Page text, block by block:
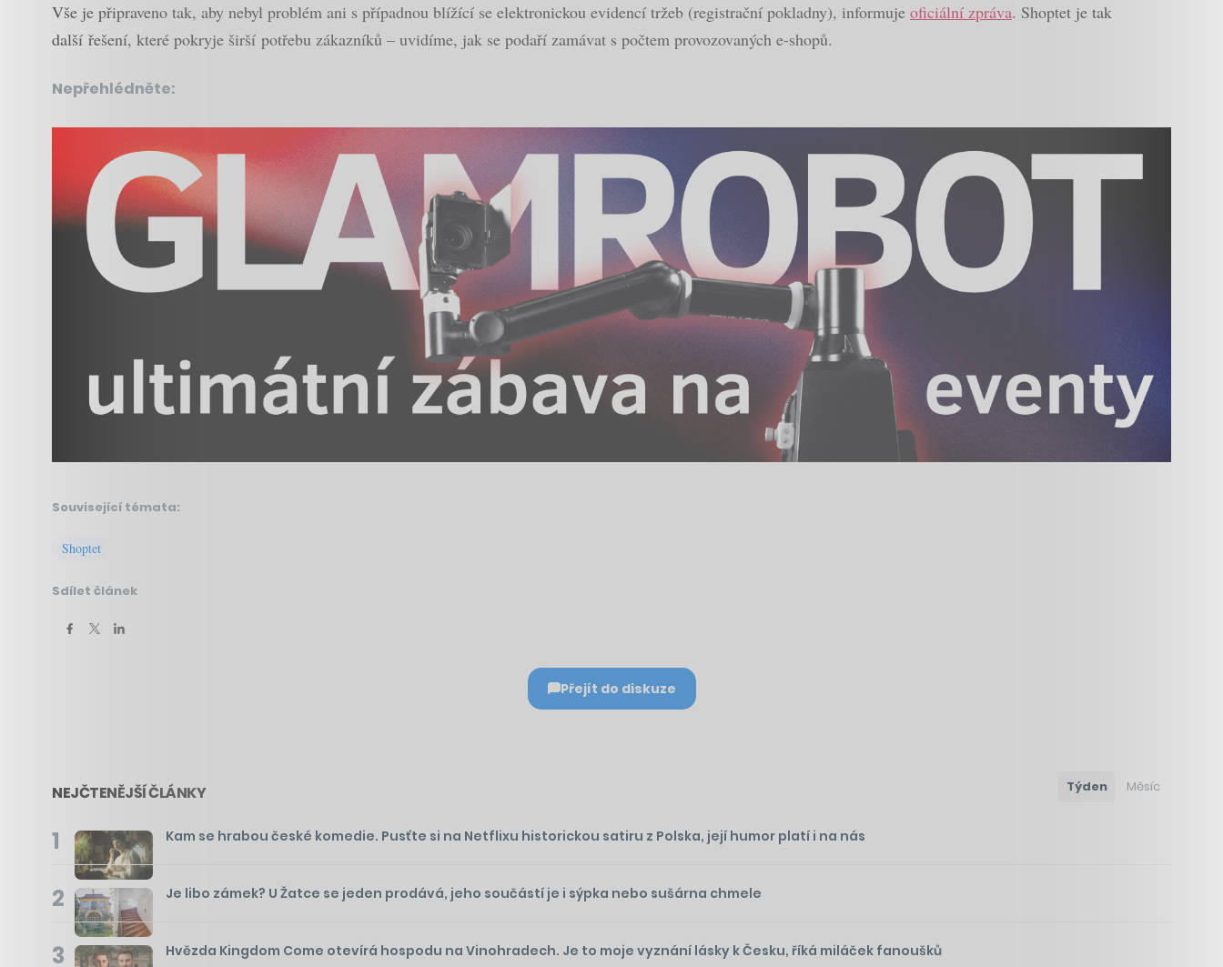
Vše je připraveno tak, aby nebyl problém ani s případnou blížící se elektronickou evidencí tržeb (registrační pokladny), informuje oficiální zpráva. Shoptet je tak
další řešení, které pokryje širší potřebu zákazníků – uvidíme, jak se podaří zamávat s počtem provozovaných e-shopů.
Nepřehlédněte:
Související témata:
Shoptet
Sdílet článek
Přejít do diskuze
NEJČTENĚJŠÍ ČLÁNKY Týden Měsíc
1 Kam se hrabou české komedie. Pusťte si na Netflixu historickou satiru z Polska, její humor platí i na nás
2 Je libo zámek? U Žatce se jeden prodává, jeho součástí je i sýpka nebo sušárna chmele
3 Hvězda Kingdom Come otevírá hospodu na Vinohradech. Je to moje vyznání lásky k Česku, říká miláček fanoušků